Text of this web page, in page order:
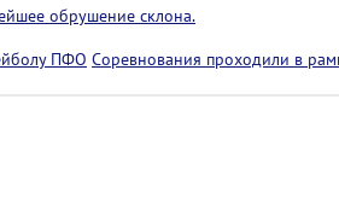
обрушение склона.
ПФО Соревнования проходили в